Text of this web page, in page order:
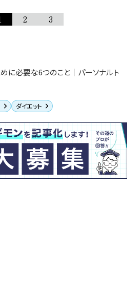
2 3
に必要な6つのこと｜パーソナルト
ダイエット